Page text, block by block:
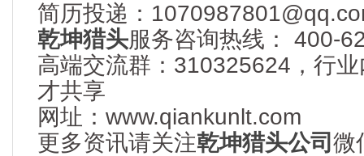
简历投递：
乾坤猎头服务咨询热线： 400-
高端交流群：310325624，行
才共享
网址：www.qiankunlt.com
更多资讯请关注乾坤猎头公司微